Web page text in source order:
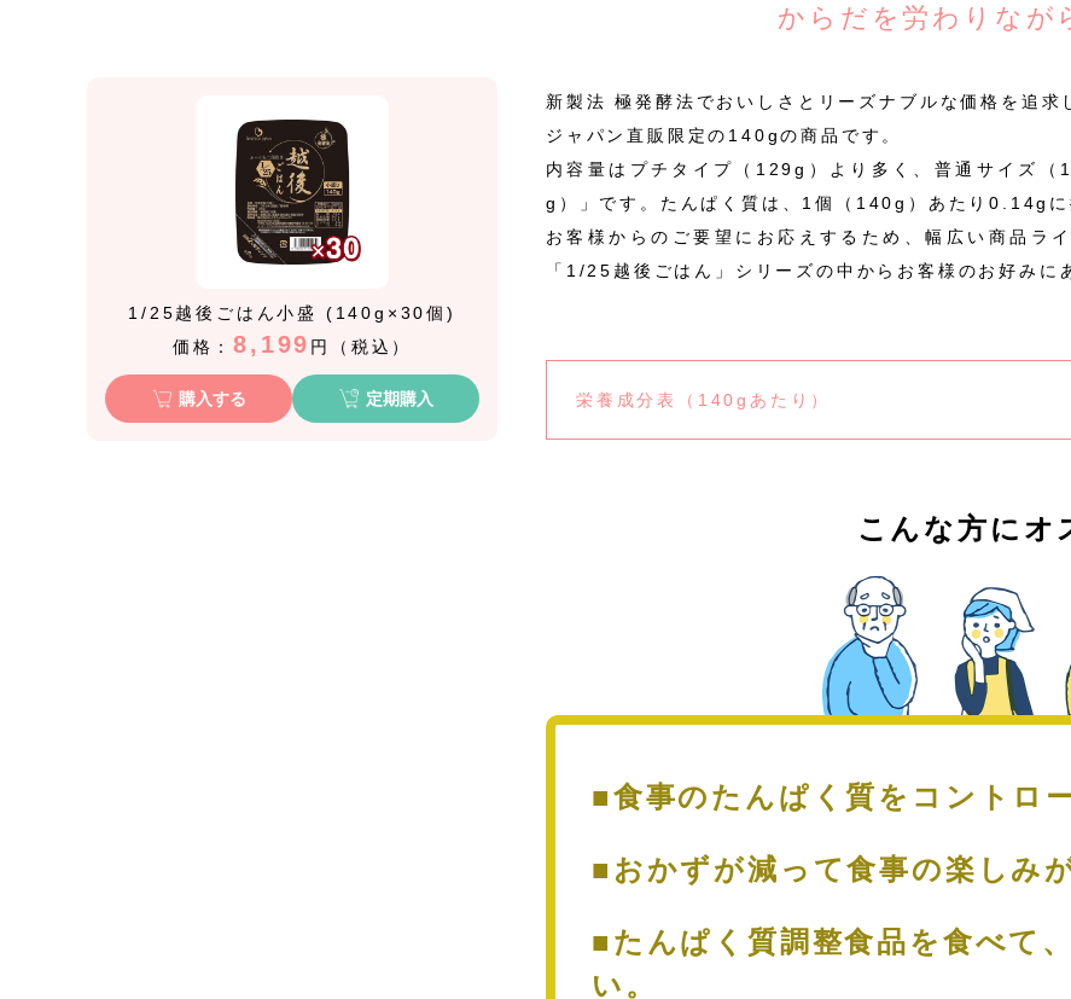
1/25越後ごはん小盛 (140g×30個)
価格：8,199 円（税込）
購入する 定期購入
からだを労わりなが
新製法 極発酵法でおいしさとリーズナブルな価格を追
ジャパン直販限定の140gの商品です。
内容量はプチタイプ（129g）より多く、普通サイズ
g）」です。たんぱく質は、1個（140g）あたり0.14gに
お客様からのご要望にお応えするため、幅広い商品ラ
「1/25越後ごはん」シリーズの中からお客様のお好みに
栄養成分表（140gあたり）
こんな方にオ
■食事のたんぱく質をコントロ
■おかずが減って食事の楽しみ
■たんぱく質調整食品を食べて
い。